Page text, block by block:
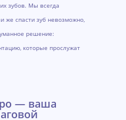
зубов. Мы всегда
же спасти зуб невозможно,
решение:
которые прослужат
— ваша